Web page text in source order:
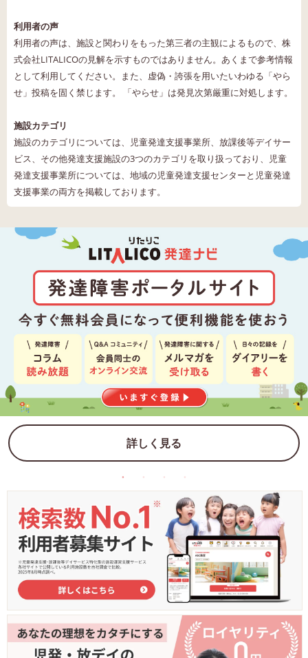
利用者の声
利用者の声は、施設と関わりをもった第三者の主観によるもので、株
式会社LITALICOの見解を示すものではありません。あくまで参考情報
として利用してください。また、虚偽・誇張を用いたいわゆる「やら
せ」投稿を固く禁じます。 「やらせ」は発見次第厳重に対処します。
施設カテゴリ
施設のカテゴリについては、児童発達支援事業所、放課後等デイサー
ビス、その他発達支援施設の3つのカテゴリを取り扱っており、児童
発達支援事業所については、地域の児童発達支援センターと児童発達
支援事業の両方を掲載しております。
詳しく見る